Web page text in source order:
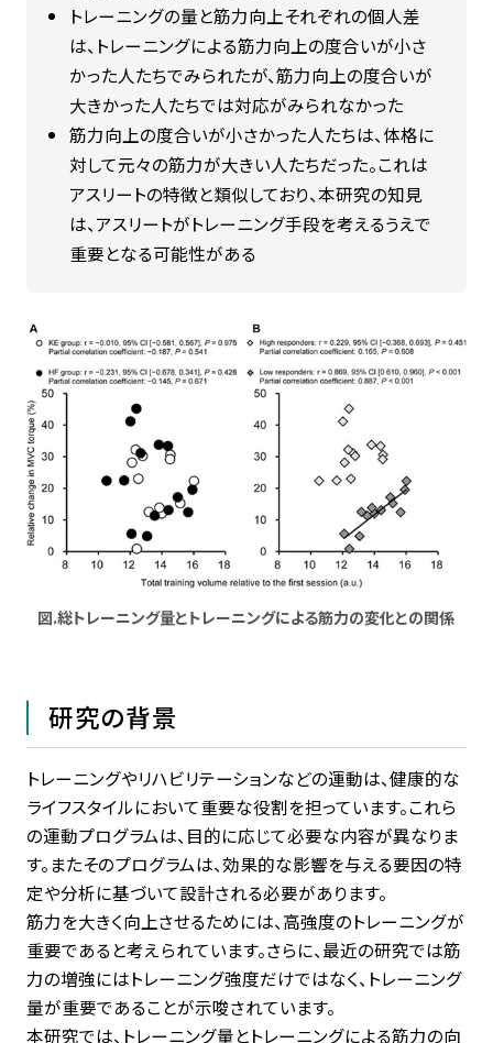
トレーニングの量と筋力向上それぞれの個人差
は、トレーニングによる筋力向上の度合いが小さ
かった人たちでみられたが、筋力向上の度合いが
大きかった人たちでは対応がみられなかった
筋力向上の度合いが小さかった人たちは、体格に
対して元々の筋力が大きい人たちだった。これは
アスリートの特徴と類似しており、本研究の知見
は、アスリートがトレーニング手段を考えるうえで
重要となる可能性がある
図.総トレーニング量とトレーニングによる筋力の変化との関係
研究の背景
トレーニングやリハビリテーションなどの運動は、健康的な
ライフスタイルにおいて重要な役割を担っています。これら
の運動プログラムは、目的に応じて必要な内容が異なりま
す。またそのプログラムは、効果的な影響を与える要因の特
定や分析に基づいて設計される必要があります。
筋力を大きく向上させるためには、高強度のトレーニングが
重要であると考えられています。さらに、最近の研究では筋
力の増強にはトレーニング強度だけではなく、トレーニング
量が重要であることが示唆されています。
本研究では、トレーニング量とトレーニングによる筋力の向